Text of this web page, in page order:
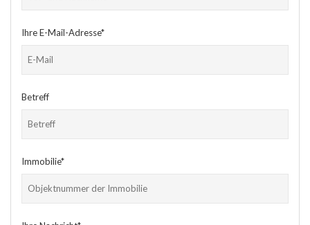
Ihre E-Mail-Adresse*
Betreff
Immobilie*